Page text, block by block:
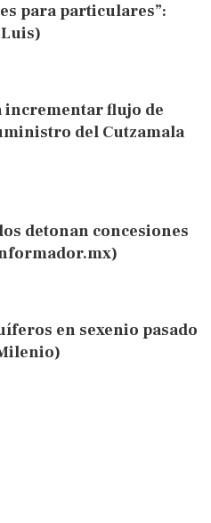
para particulares”:
Luis)
incrementar flujo de
del Cutzamala
detonan concesiones
en sexenio pasado